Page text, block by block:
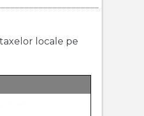
locale pe